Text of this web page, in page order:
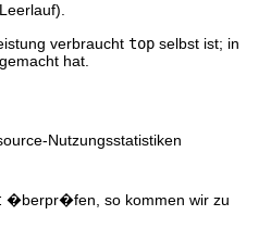
verbraucht top selbst ist; in
hat.
Nutzungsstatistiken
�berpr�fen, so kommen wir zu